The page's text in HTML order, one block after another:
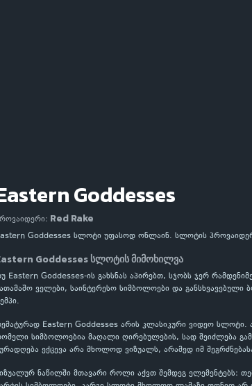
Goddesses
Red Rake
Goddesses სლოტი უფასოდ ონლაინ. სლოტის
Goddesses სლოტის მიმოხილვა
Eastern Goddesses-ის გახსნას აპირებთ, სჯობს ჯერ
ველები, საინტერესო სიმბოლოები და განსხვავებული
Eastern Goddesses არის კლასიკური ვიდეო სლოტი.
სიმბოლოებია მაღალი ღირებულების, სად შეიძლება
ექცევა არა მხოლოდ ვიზუალს, არამედ იმ
ნაწილში მთავარი როლი აქვთ შემდეგ ელემენტებს: